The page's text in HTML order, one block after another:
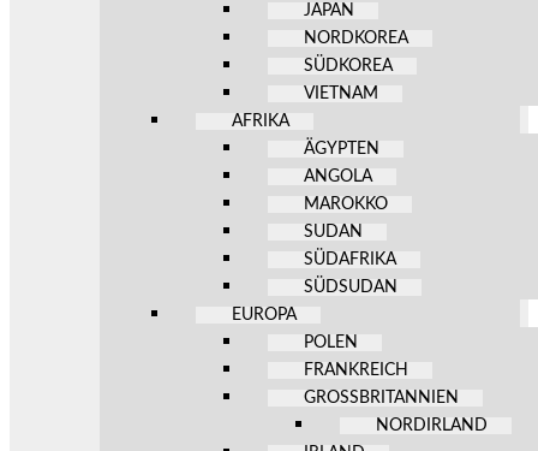
JAPAN
NORDKOREA
SÜDKOREA
VIETNAM
AFRIKA
ÄGYPTEN
ANGOLA
MAROKKO
SUDAN
SÜDAFRIKA
SÜDSUDAN
EUROPA
POLEN
FRANKREICH
GROSSBRITANNIEN
NORDIRLAND